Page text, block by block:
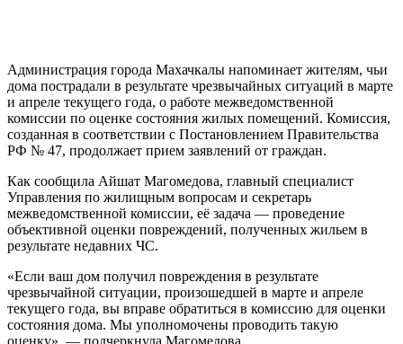
Администрация города Махачкалы напоминает жителям, чьи
дома пострадали в результате чрезвычайных ситуаций в марте
и апреле текущего года, о работе межведомственной
комиссии по оценке состояния жилых помещений. Комиссия,
созданная в соответствии с Постановлением Правительства
РФ № 47, продолжает прием заявлений от граждан.
Как сообщила Айшат Магомедова, главный специалист
Управления по жилищным вопросам и секретарь
межведомственной комиссии, её задача — проведение
объективной оценки повреждений, полученных жильем в
результате недавних ЧС.
«Если ваш дом получил повреждения в результате
чрезвычайной ситуации, произошедшей в марте и апреле
текущего года, вы вправе обратиться в комиссию для оценки
состояния дома. Мы уполномочены проводить такую
оценку», — подчеркнула Магомедова.